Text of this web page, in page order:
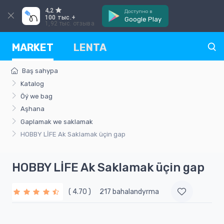
4,2
100 тыс.+
1,92 тыс. отзыва
Доступно в
Google Play
MARKET LENTA
Baş sahypa
Katalog
Öý we bag
Aşhana
Gaplamak we saklamak
HOBBY LİFE Ak Saklamak üçin gap
HOBBY LİFE Ak Saklamak üçin gap
( 4.70 ) 217 bahalandyrma